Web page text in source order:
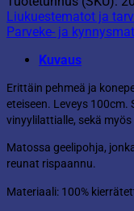
Liukuestematot ja
Parveke- ja
Kuvaus
Erittäin pehmeä ja
eteiseen. Leveys
vinyylilattialle, sekä
Matossa geelipohja,
reunat rispaannu.
Materiaali: 100%